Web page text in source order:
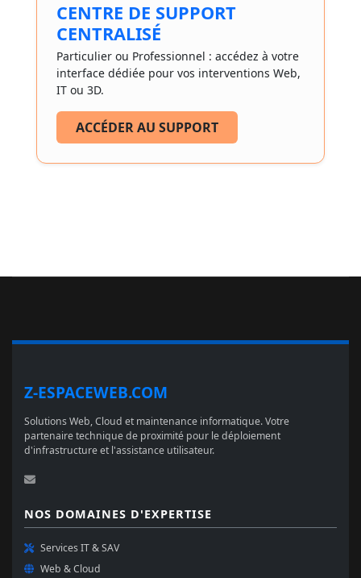
CENTRE DE SUPPORT
CENTRALISÉ
Particulier ou Professionnel : accédez à votre
interface dédiée pour vos interventions Web,
IT ou 3D.
ACCÉDER AU SUPPORT
Z-ESPACEWEB.COM
Solutions Web, Cloud et maintenance informatique. Votre
partenaire technique de proximité pour le déploiement
d'infrastructure et l'assistance utilisateur.
NOS DOMAINES D'EXPERTISE
Services IT & SAV
Web & Cloud